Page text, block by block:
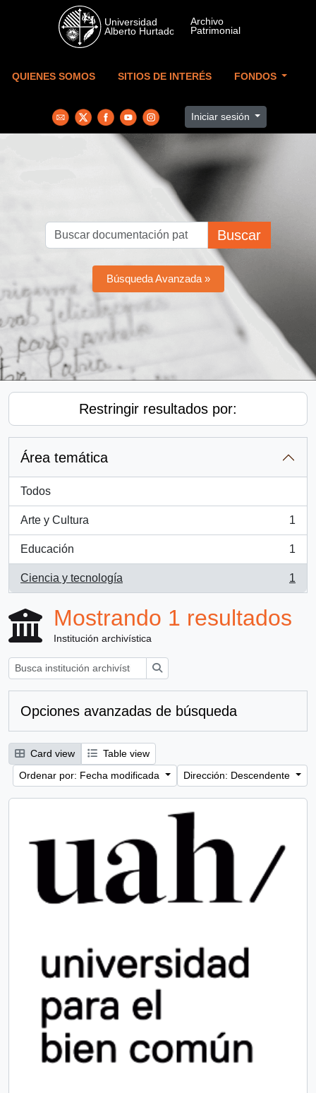
Skip to main content
QUIENES SOMOS SITIOS DE INTERÉS FONDOS
Iniciar sesión
Buscar
Búsqueda Avanzada »
Restringir resultados por:
Área temática
Todos
Arte y Cultura
, 1 resultados
1
Educación
, 1 resultados
1
Ciencia y tecnología
, 1 resultados
1
Mostrando 1 resultados
Institución archivística
Opciones avanzadas de búsqueda
Card view
Table view
Ordenar por: Fecha modificada
Dirección: Descendente